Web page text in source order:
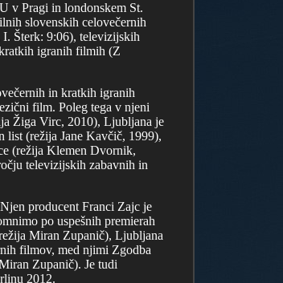
v Pragi in londonskem St.
slovenskih celovečernih
Šterk: 9:06), televizijskih
igranih filmih (Z
in kratkih igranih
film. Poleg tega v njeni
Žiga Virc, 2010), Ljubljana je
list (režija Jane Kavčič, 1999),
(režija Klemen Dvornik,
televizijskih zabavnih in
producent Franci Zajc je
po uspešnih premierah
Miran Zupanič), Ljubljana
filmov, med njimi Zgodba
Zupanič). Je tudi
2012.